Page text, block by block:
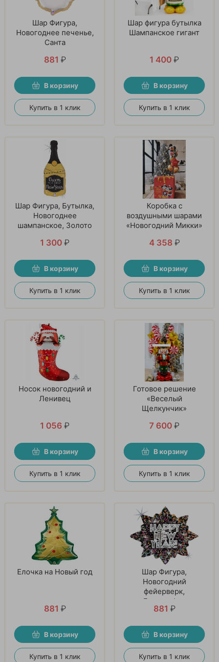
Шар Фигура,
Новогоднее печенье,
Санта
881 ₽
В корзину
Купить в 1 клик
Шар фигура бутылка
Шампанское гигант
1 400 ₽
В корзину
Купить в 1 клик
Шар Фигура, Бутылка,
Новогоднее
шампанское, Золото
1 300 ₽
В корзину
Купить в 1 клик
Коробка с
воздушными шарами
«Новогодний Микки»
4 358 ₽
В корзину
Купить в 1 клик
Носок новогодний и
Ленивец
1 056 ₽
В корзину
Купить в 1 клик
Готовое решение
«Веселый
Щелкунчик»
7 600 ₽
В корзину
Купить в 1 клик
Елочка на Новый год
881 ₽
В корзину
Купить в 1 клик
Шар Фигура,
Новогодний
фейерверк,
Голография
881 ₽
В корзину
Купить в 1 клик